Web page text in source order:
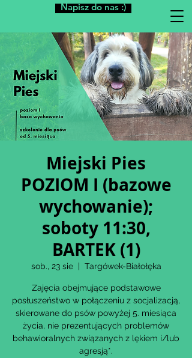
Napisz do nas :)
Miejski Pies
POZIOM I (bazowe
wychowanie);
soboty 11:30,
BARTEK (1)
sob., 23 sie
  |
Targówek-Białołęka
Zajęcia obejmujące podstawowe
posłuszeństwo w połączeniu z socjalizacją,
skierowane do psów powyżej 5. miesiąca
życia, nie prezentujących problemów
behawioralnych związanych z lękiem i/lub
agresją*.